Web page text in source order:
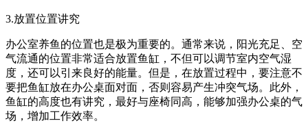
3.放置位置讲究
办公室养鱼的位置也是极为重要的。通常来说，阳光充足、空
气流通的位置非常适合放置鱼缸，不但可以调节室内空气湿
度，还可以引来良好的能量。但是，在放置过程中，要注意不
要把鱼缸放在办公桌面对面，否则容易产生冲突气场。此外，
鱼缸的高度也有讲究，最好与座椅同高，能够加强办公桌的气
场，增加工作效率。